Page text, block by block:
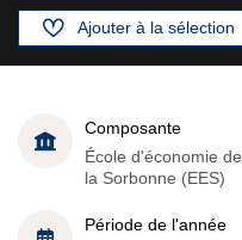
Ajouter à la sélection
Composante
École d'économie de
la Sorbonne (EES)
Période de l'année